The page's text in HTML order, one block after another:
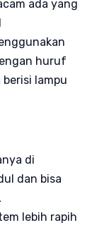
ada yang
huruf
lampu
di
dan bisa
lebih rapih